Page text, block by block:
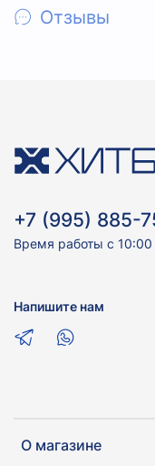
Отзывы
О магазине
+7 (995) 885-
Время работы с
Напишите нам